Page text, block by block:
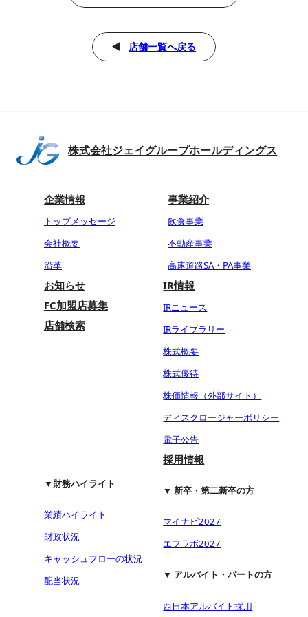
店舗一覧へ戻る
株式会社ジェイグループホールディングス
企業情報
トップメッセージ
会社概要
沿革
事業紹介
飲食事業
不動産事業
高速道路SA・PA事業
お知らせ
FC加盟店募集
店舗検索
IR情報
IRニュース
IRライブラリー
株式概要
株式優待
株価情報（外部サイト）
ディスクロージャーポリシー
電子公告
▼財務ハイライト
業績ハイライト
財政状況
キャッシュフローの状況
配当状況
採用情報
▼ 新卒・第二新卒の方
マイナビ2027
エフラボ2027
▼ アルバイト・パートの方
西日本アルバイト採用